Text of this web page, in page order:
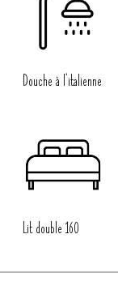
Douche à l'italienne
Lit double 160